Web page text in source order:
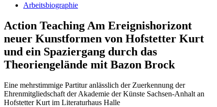
Arbeitsbiographie
Action Teaching Am Ereignishorizont
neuer Kunstformen von Hofstetter Kurt
und ein Spaziergang durch das
Theoriengelände mit Bazon Brock
Eine mehrstimmige Partitur anlässlich der Zuerkennung der
Ehrenmitgliedschaft der Akademie der Künste Sachsen-Anhalt an
Hofstetter Kurt im Literaturhaus Halle